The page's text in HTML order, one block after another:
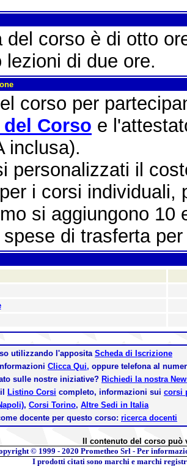
del corso è di otto
lezioni di due ore.
corso per
del Corso e
inclusa).
personalizzati il
i corsi individuali,
si aggiungono 10
di trasferta
utilizzando l'apposita Scheda di Iscrizione
Clicca Qui, oppure telefona al
sulle nostre iniziative? Richiedi la nostra
Listino Corsi completo, informazioni sui corsi
, Corsi Torino, Altre Sedi in Italia
docente per questo corso: ricerca docenti
Il contenuto del corso
© 1999 - 2020 Prometheo Srl - Per
I prodotti citati sono marchi e marchi